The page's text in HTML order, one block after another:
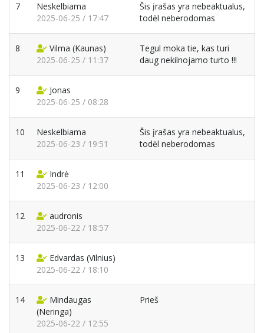
7
Neskelbiama
2025-06-25 / 17:47
Šis įrašas yra nebeaktualus,
todėl neberodomas
8 Vilma (Kaunas)
2025-06-25 / 11:37
Tegul moka tie, kas turi
daug nekilnojamo turto !!!
9
Jonas
2025-06-25 / 08:28
10
Neskelbiama
2025-06-23 / 19:51
Šis įrašas yra nebeaktualus,
todėl neberodomas
11
Indrė
2025-06-23 / 12:00
12
audronis
2025-06-22 / 18:57
13 Edvardas (Vilnius)
2025-06-22 / 18:10
14
Mindaugas
(Neringa)
2025-06-22 / 12:55
Prieš